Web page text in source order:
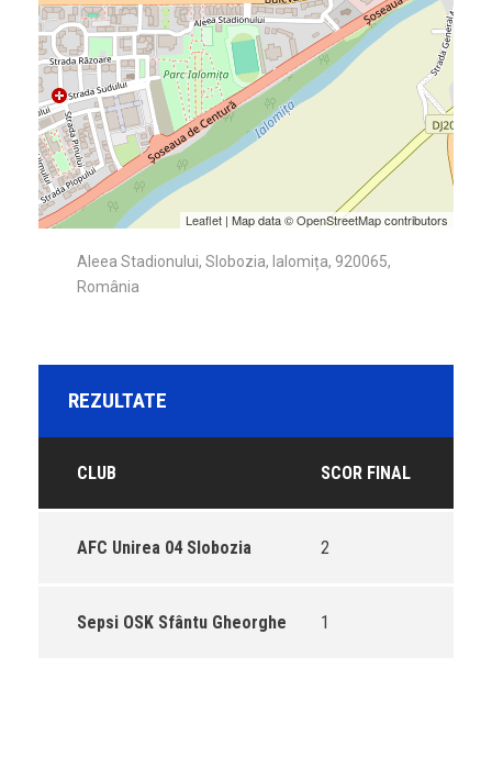
Leaflet | Map data ©OpenStreetMapcontributors
Aleea Stadionului, Slobozia, Ialomița, 920065,
România
REZULTATE
CLUB SCOR FINAL
AFC Unirea 04 Slobozia 2
Sepsi OSK Sfântu Gheorghe 1